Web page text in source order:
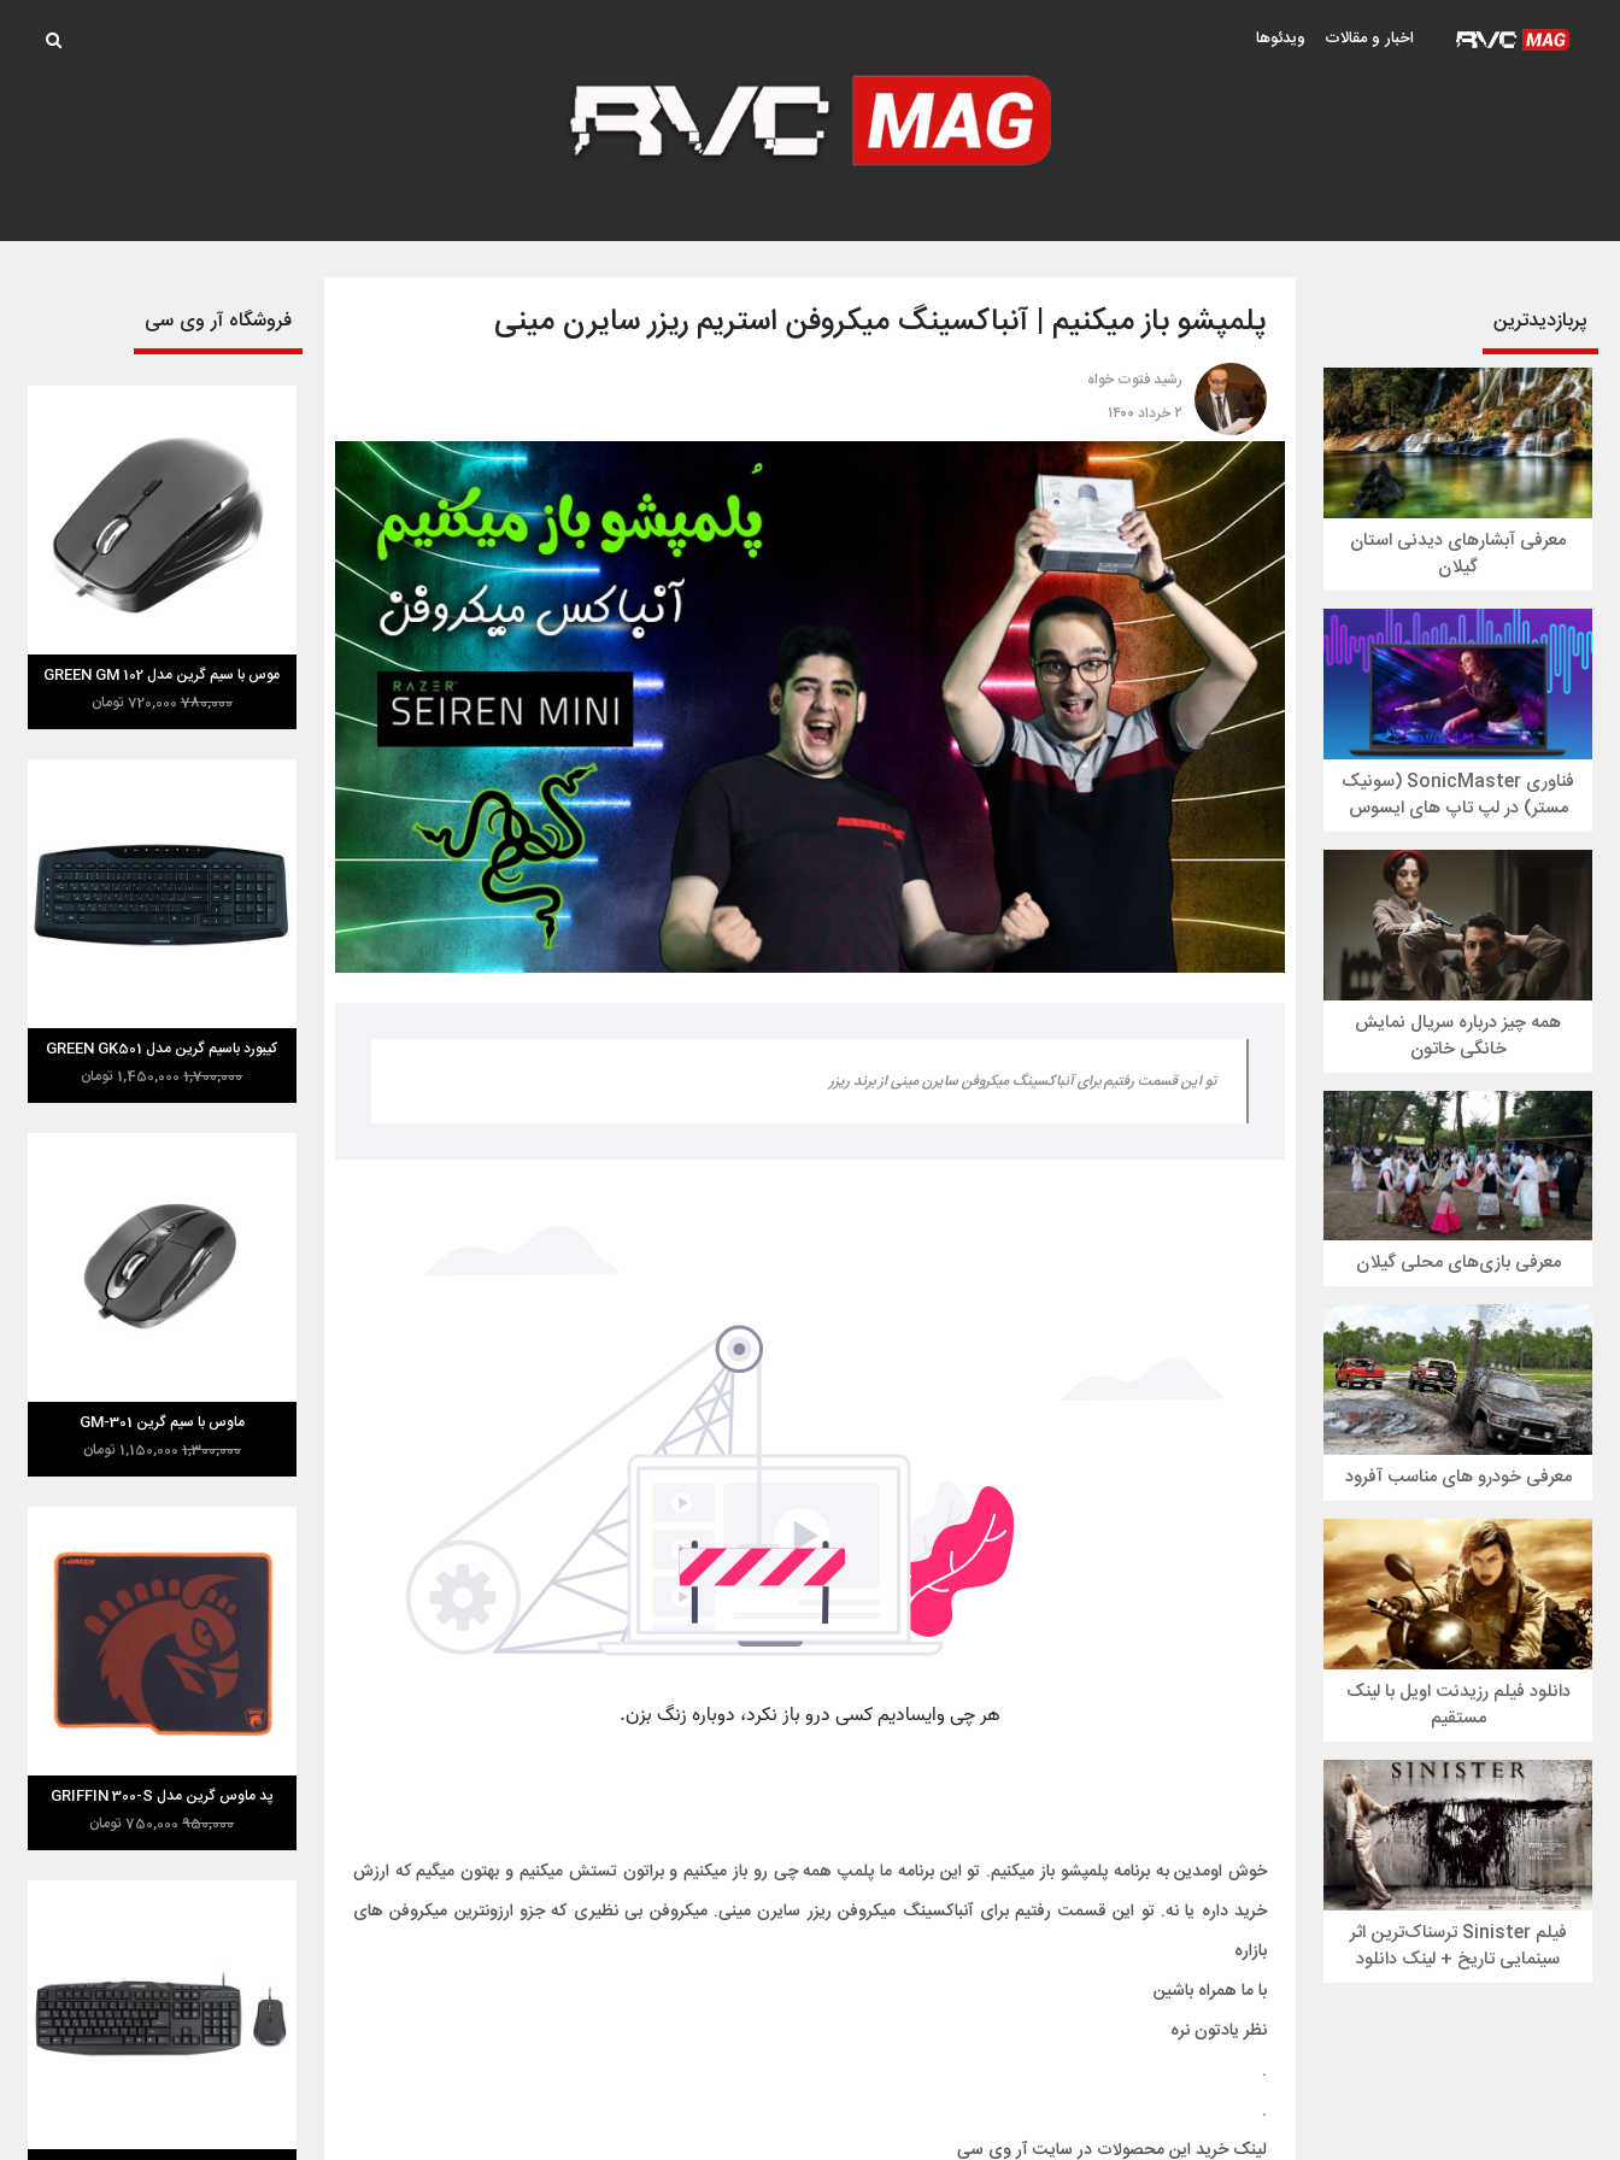
اخبار و مقالات ویدئوها
پربازدیدترین
معرفی آبشارهای دیدنی استان
گیلان
فناوری SonicMaster (سونیک
مستر) در لپ تاپ های ایسوس
همه چیز درباره سریال نمایش
خانگی خاتون
معرفی بازی‌های محلی گیلان
معرفی خودرو های مناسب آفرود
دانلود فیلم رزیدنت اویل با لینک
مستقیم
فیلم Sinister ترسناک‌ترین اثر
سینمایی تاریخ + لینک دانلود
پلمپشو باز میکنیم | آنباکسینگ میکروفن استریم ریزر سایرن مینی
رشید فتوت خواه
۲ خرداد ۱۴۰۰
تو این قسمت رفتیم برای آنباکسینگ میکروفن سایرن مینی از برند ریزر
خوش اومدین به برنامه پلمپشو باز میکنیم. تو این برنامه ما پلمپ همه چی رو باز میکنیم و براتون تستش میکنیم و بهتون میگیم که ارزش
خرید داره یا نه. تو این قسمت رفتیم برای آنباکسینگ میکروفن ریزر سایرن مینی. میکروفن بی نظیری که جزو ارزونترین میکروفن های
بازاره
با ما همراه باشین
نظر یادتون نره
.
.
لینک خرید این محصولات در سایت آر وی سی
فروشگاه آر وی سی
موس با سیم گرین مدل GREEN GM 102
780,000
720,000تومان
کیبورد باسیم گرین مدل GREEN GK501
1,700,000
1,450,000 تومان
ماوس با سیم گرین GM-301
1,300,000
1,150,000 تومان
پد ماوس گرین مدل GRIFFIN 300-S
950,000
750,000تومان